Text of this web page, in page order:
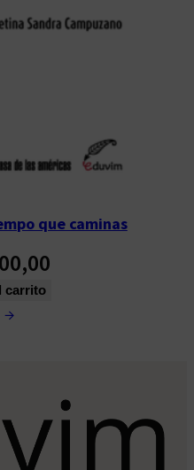
que caminas
carrito
→